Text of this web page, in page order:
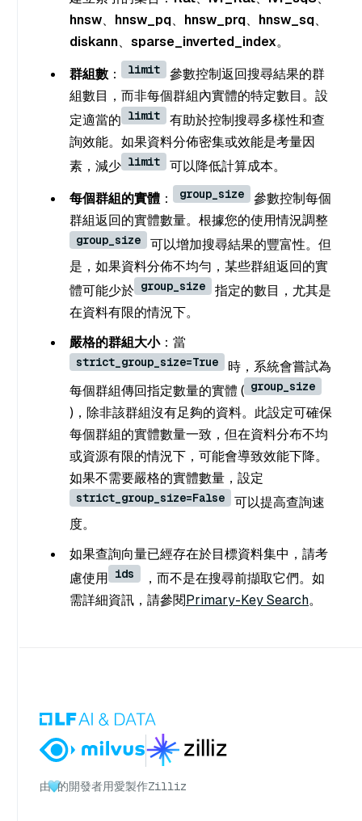
hnsw、 hnsw_pq、 hnsw_prq、 hnsw_sq、
diskann、 sparse_inverted_index。
群組數 ： limit
參數控制返回搜尋結果的群
組數目，而非每個群組內實體的特定數目。設
定適當的 limit
有助於控制搜尋多樣性和查
詢效能。如果資料分佈密集或效能是考量因
素，減少 limit
可以降低計算成本。
每個群組的實體 ： group_size
參數控制每個
群組返回的實體數量。根據您的使用情況調整
group_size
可以增加搜尋結果的豐富性。但
是，如果資料分佈不均勻，某些群組返回的實
體可能少於 group_size
指定的數目，尤其是
在資料有限的情況下。
嚴格的群組大小：當
strict_group_size=True
時，系統會嘗試為
每個群組傳回指定數量的實體 ( group_size
)，除非該群組沒有足夠的資料。此設定可確保
每個群組的實體數量一致，但在資料分布不均
或資源有限的情況下，可能會導致效能下降。
如果不需要嚴格的實體數量，設定
strict_group_size=False
可以提高查詢速
度。
如果查詢向量已經存在於目標資料集中，請考
慮使用 ids
，而不是在搜尋前擷取它們。如
需詳細資訊，請參閱Primary-Key Search。
由 的開發者用愛製作Zilliz